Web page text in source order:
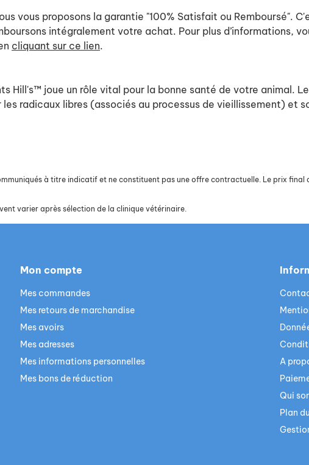
vous proposons la garantie "100% Satisfait ou Remboursé".
intégralement votre achat. Pour plus d’informations,
cliquant sur ce lien.
Hill's™ joue un rôle vital pour la bonne santé de votre animal.
radicaux libres (associés au processus de vieillissement) et
à titre indicatif et ne constituent pas une offre contractuelle. Le prix
varier après sélection de la clinique vétérinaire.
Mon compte
Mes commandes
Mes retours de marchandise
Mes avoirs
Mes adresses
Mes informations personnelles
Mes bons de réduction
A
Qui
Plan